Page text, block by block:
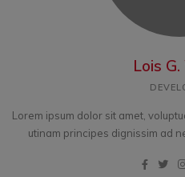
Lois
Lorem ipsum dolor sit amet,
utinam principes dignissim ad